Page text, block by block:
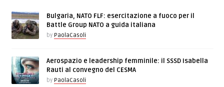
Bulgaria, NATO FLF: esercitazione a fuoco per il
Battle Group NATO a guida italiana
by PaolaCasoli
Aerospazio e leadership femminile: il SSSD Isabella
Rauti al convegno del CESMA
by PaolaCasoli